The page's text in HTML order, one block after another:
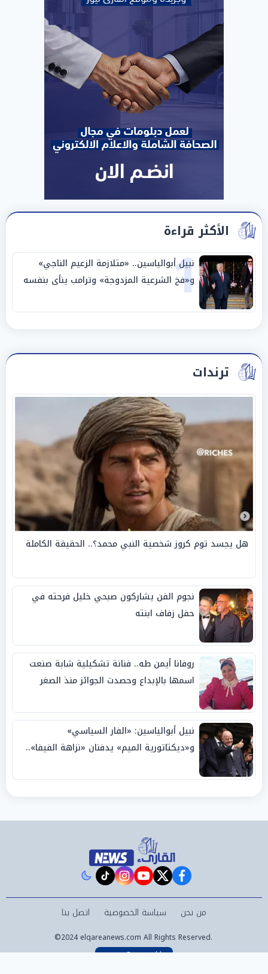
الأكثر قراءة
1
نبيل أبوالياسين.. «متلازمة الزعيم الناجي»
و«فخ الشرعية المزدوجة» وترامب ينأى بنفسه
وحليفه في «ميتم استراتيجي»
ترندات
هل يجسد توم كروز شخصية النبي محمد؟.. الحقيقة الكاملة
نجوم الفن يشاركون صبحي خليل فرحته في
حفل زفاف ابنته
روفانا أيمن طه.. فنانة تشكيلية شابة صنعت
اسمها بالإبداع وحصدت الجوائز منذ الصغر
نبيل أبوالياسين: «الفار السياسي»
و«ديكتاتورية الميم» يدفنان «نزاهة الفيفا»..
facebook
twitter
youtube
instagram
tiktok
من نحن سياسة الخصوصية اتصل بنا
©2024 elqareanews.com All Rights Reserved.
Powered by